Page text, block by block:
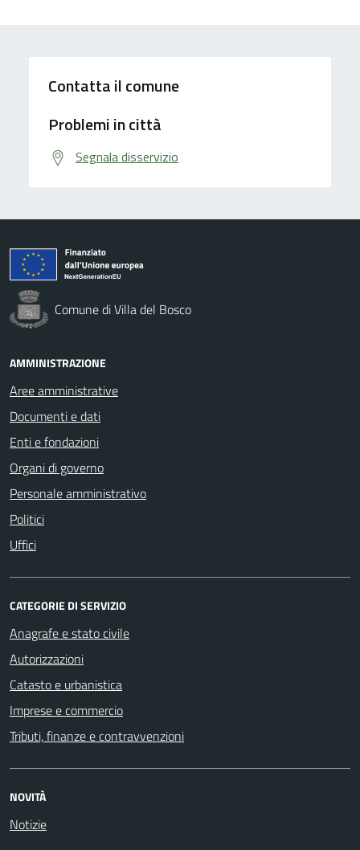
Contatta il comune
Problemi in città
Segnala disservizio
Comune di Villa del Bosco
AMMINISTRAZIONE
Aree amministrative
Documenti e dati
Enti e fondazioni
Organi di governo
Personale amministrativo
Politici
Uffici
CATEGORIE DI SERVIZIO
Anagrafe e stato civile
Autorizzazioni
Catasto e urbanistica
Imprese e commercio
Tributi, finanze e contravvenzioni
NOVITÀ
Notizie